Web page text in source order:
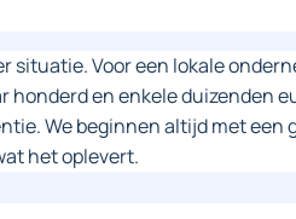
situatie. Voor een lokale
honderd en enkele duizenden
We beginnen altijd met een
het oplevert.